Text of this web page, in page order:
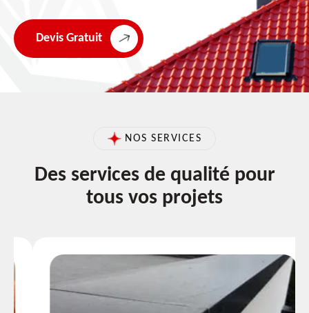
Devis Gratuit
NOS SERVICES
Des services de qualité pour
tous vos projets